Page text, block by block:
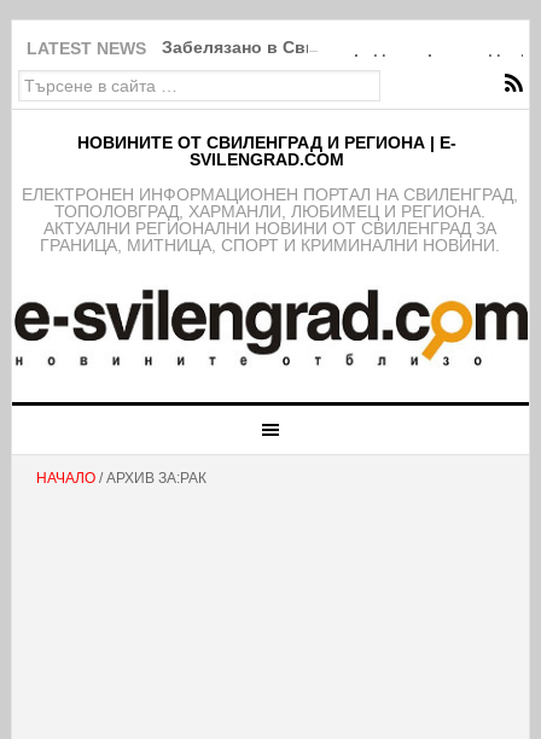
LATEST NEWS Забелязано в Свиленград: Покрити в
НОВИНИТЕ ОТ СВИЛЕНГРАД И РЕГИОНА | E-
SVILENGRAD.COM
EЛЕКТРОНЕН ИНФОРМАЦИОНЕН ПОРТАЛ НА СВИЛЕНГРАД,
ТОПОЛОВГРАД, ХАРМАНЛИ, ЛЮБИМЕЦ И РЕГИОНА.
АКТУАЛНИ РЕГИОНАЛНИ НОВИНИ ОТ СВИЛЕНГРАД ЗА
ГРАНИЦА, МИТНИЦА, СПОРТ И КРИМИНАЛНИ НОВИНИ.
НАЧАЛО/ АРХИВ ЗА:РАК